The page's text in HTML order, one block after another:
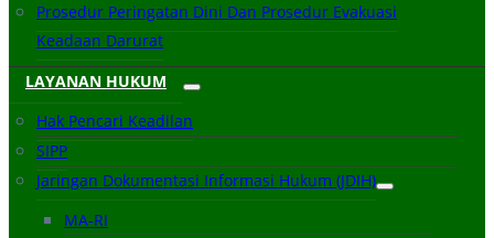
Prosedur Peringatan Dini Dan Prosedur Evakuasi
Keadaan Darurat
LAYANAN HUKUM
Hak Pencari Keadilan
SIPP
Jaringan Dokumentasi Informasi Hukum (JDIH)
MA-RI